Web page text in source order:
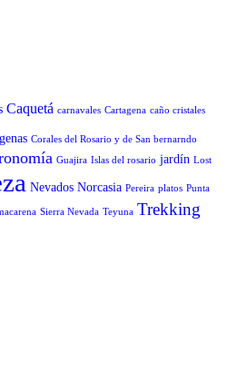
Caquetá carnavales Cartagena caño cristales
Corales del Rosario y de San bernarndo
Guajira Islas del rosario jardín Lost
Nevados Norcasia Pereira platos Punta
Sierra Nevada Teyuna Trekking